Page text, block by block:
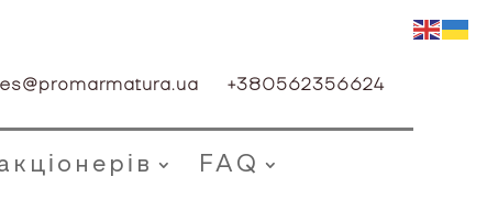
+380562356624
FAQ